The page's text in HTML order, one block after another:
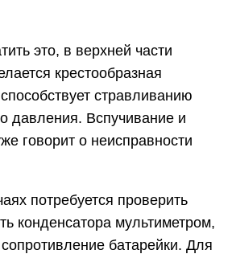
это, в верхней части
крестообразная
стравливанию
давления. Вспучивание и
говорит о неисправности
потребуется проверить
конденсатора мультиметром,
батарейки. Для